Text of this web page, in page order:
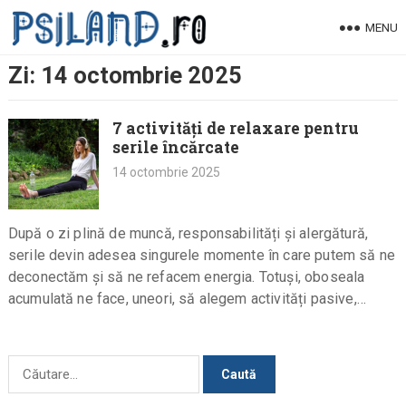
Skip
MENU
Zi: 14 octombrie 2025
7 activități de relaxare pentru
serile încărcate
14 octombrie 2025
După o zi plină de muncă, responsabilități și alergătură,
serile devin adesea singurele momente în care putem să ne
deconectăm și să ne refacem energia. Totuși, oboseala
acumulată ne face, uneori, să alegem activități pasive,…
Caută